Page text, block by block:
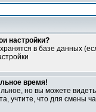
настройки?
в базе данных
время!
но вы можете
учтите, что для смены